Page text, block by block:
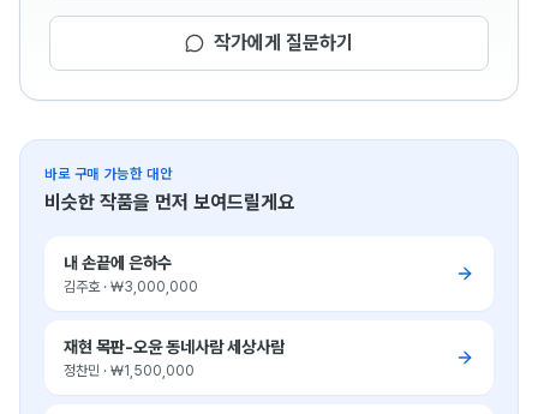
작가에게 질문하기
바로 구매 가능한 대안
비슷한 작품을 먼저 보여드릴게요
내 손끝에 은하수
김주호 · ₩3,000,000
재현 목판-오윤 동네사람 세상사람
정찬민 · ₩1,500,000